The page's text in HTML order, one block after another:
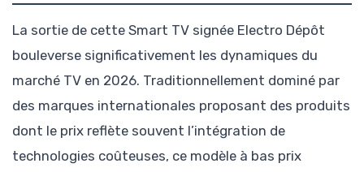
La sortie de cette Smart TV signée Electro Dépôt
bouleverse significativement les dynamiques du
marché TV en 2026. Traditionnellement dominé par
des marques internationales proposant des produits
dont le prix reflète souvent l’intégration de
technologies coûteuses, ce modèle à bas prix